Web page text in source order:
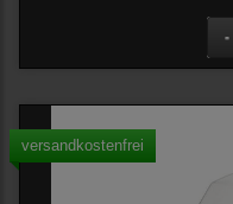
versandkostenfrei